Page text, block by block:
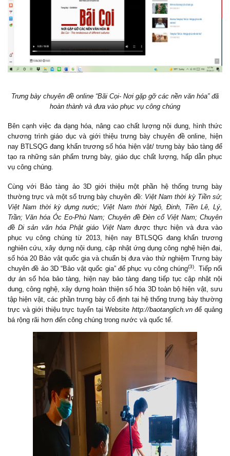
Trưng bày chuyên đề online “Bãi Cọi- Nơi gặp gỡ các nền văn hóa” đã
hoàn thành và đưa vào phục vụ công chúng
Bên cạnh việc đa dạng hóa, nâng cao chất lượng nội dung, hình thức
chương trình giáo dục và giới thiệu trưng bày chuyên đề online, hiện
nay BTLSQG đang khẩn trương số hóa hiện vật/ trưng bày bảo tàng để
tạo ra những sản phẩm trưng bày, giáo dục chất lượng, hấp dẫn phục
vụ công chúng.
Cùng với Bảo tàng ảo 3D giới thiệu một phần hệ thống trưng bày
thường trực và một số trưng bày chuyên đề: Việt Nam thời kỳ Tiền sử;
Việt Nam thời kỳ dựng nước; Việt Nam thời Ngô, Đinh, Tiền Lê, Lý,
Trần; Văn hóa Óc Eo-Phù Nam; Chuyên đề Đèn cổ Việt Nam; Chuyên
đề Di sản văn hóa Phật giáo Việt Nam được thực hiện và đưa vào
phục vụ công chúng từ 2013, hiện nay BTLSQG đang khẩn trương
nghiên cứu, xây dựng nội dung, cập nhật ứng dụng công nghệ hiện đại,
số hóa 20 Bảo vật quốc gia và chuẩn bị đưa vào thử nghiệm Trưng bày
chuyên đề ảo 3D “Bảo vật quốc gia” để phục vụ công chúng(3)
. Tiếp nối
dự án số hóa bảo tàng, hiện nay bảo tàng đang tiếp tục cập nhật nội
dung, công nghệ, xây dựng hoàn thiện số hóa 3D toàn bộ hiện vật, sưu
tập hiện vật, các phần trưng bày cố định tại hệ thống trưng bày thường
trực và giới thiệu trực tuyến tại Website http://baotanglich.vnđể quảng
bá rộng rãi hơn đến công chúng trong nước và quốc tế.